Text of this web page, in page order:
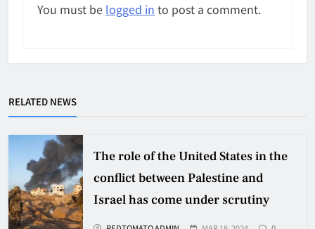
You must be logged in to post a comment.
RELATED NEWS
The role of the United States in the
conflict between Palestine and
Israel has come under scrutiny